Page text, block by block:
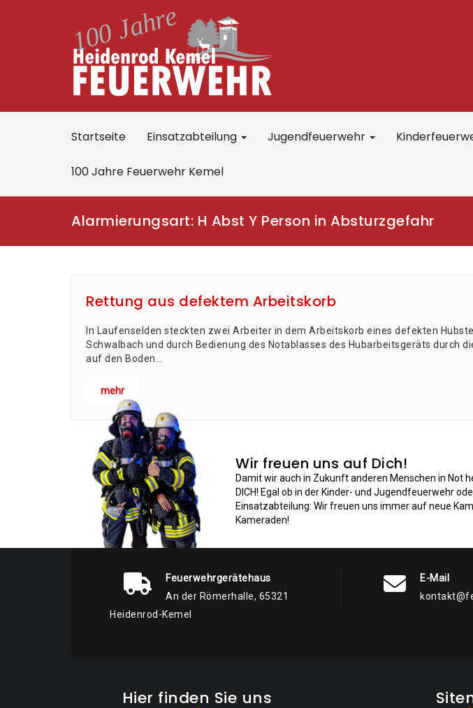
Startseite Einsatzabteilung Jugendfeuerwehr
100 Jahre Feuerwehr Kemel
Alarmierungsart: H Abst Y Person in Absturzgefahr
Rettung aus defektem Arbeitskorb
In Lau­fen­sel­den steck­ten zwei Arbei­ter in dem Arbeits­korb eines defek­ten
Schwal­bach und durch Bedie­nung des Not­ab­las­ses des Hub­ar­beits­ge­räts durch
auf den Boden…
mehr
Wir freuen uns auf Dich!
Damit wir auch in Zukunft anderen Menschen in Not
DICH! Egal ob in der Kinder- und Jugendfeuerwehr
Einsatzabteilung: Wir freuen uns immer auf neue
Kameraden!
Feuerwehrgerätehaus
An der Römerhalle, 65321
Heidenrod-Kemel
E-Mail
Hier finden Sie uns